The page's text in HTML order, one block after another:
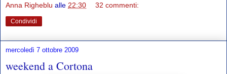
Anna Righeblu alle 22:30 32 commenti:
Condividi
mercoledì 7 ottobre 2009
weekend a Cortona